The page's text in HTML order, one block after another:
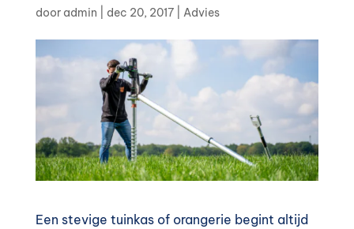
door admin dec 20, 2017| Advies
Een stevige tuinkas of orangerie begint altijd